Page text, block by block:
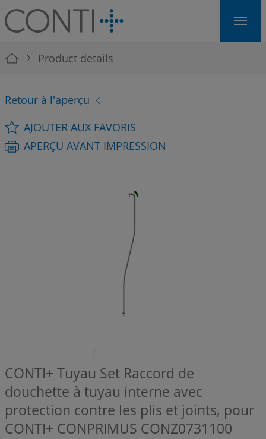
Skip to main navigation
Skip to main content
Skip to page footer
You are here:
Product details
Retour à l'aperçu
AJOUTER AUX FAVORIS
APERÇU AVANT IMPRESSION
CONTI+ Tuyau Set Raccord de
douchette à tuyau interne avec
protection contre les plis et joints, pour
CONTI+ CONPRIMUS CONZ0731100